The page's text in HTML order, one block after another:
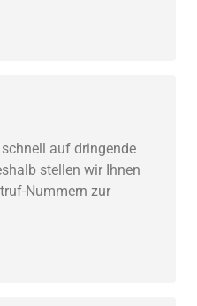
auf dringende
stellen wir Ihnen
Nummern zur